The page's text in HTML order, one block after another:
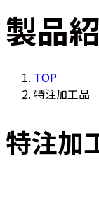
製品
TOP
特注加工品
特注加